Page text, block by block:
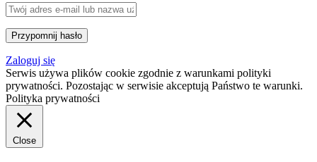
Zaloguj się
Serwis używa plików cookie zgodnie z warunkami polityki
prywatności. Pozostając w serwisie akceptują Państwo te warunki.
Polityka prywatności
Close